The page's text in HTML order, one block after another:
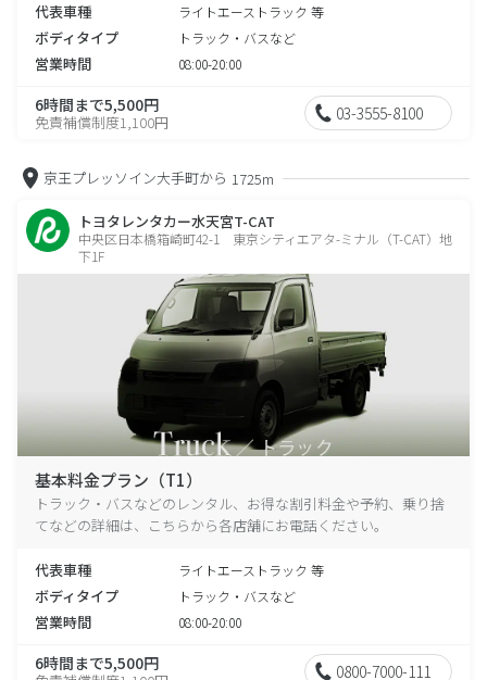
代表車種 ライトエーストラック 等
ボディタイプ トラック・バスなど
営業時間 08:00-20:00
6時間まで5,500円
免責補償制度1,100円 03-3555-8100
京王プレッソイン大手町から 1725m
トヨタレンタカー水天宮T-CAT
中央区日本橋箱崎町42-1 東京シティエアタ-ミナル（T-CAT）地
下1F
基本料金プラン（T1）
トラック・バスなどのレンタル、お得な割引料金や予約、乗り捨
てなどの詳細は、こちらから各店舗にお電話ください。
代表車種 ライトエーストラック 等
ボディタイプ トラック・バスなど
営業時間 08:00-20:00
6時間まで5,500円 0800-7000-111